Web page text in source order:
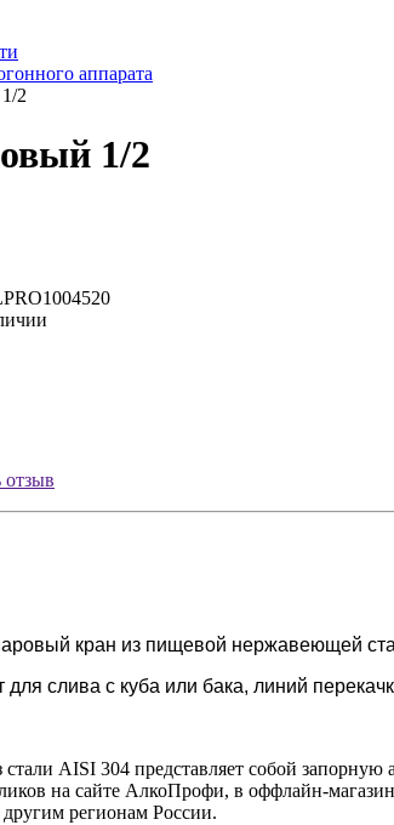
аппарата
2
1/2
отзыв
кран из пищевой нержавеющей
слива с куба или бака, линий
AISI 304 представляет собой
на сайте АлкоПрофи, в оффлайн-
регионам России.